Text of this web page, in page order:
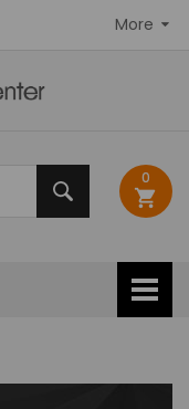
0
shopping_cart
More